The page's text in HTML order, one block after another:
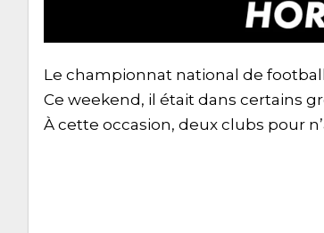
Le championnat national de
Ce weekend, il était dans certains
À cette occasion, deux clubs pour